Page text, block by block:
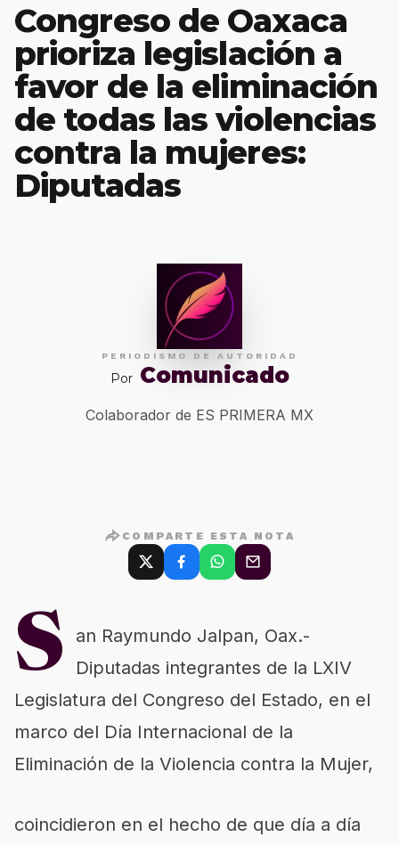
Congreso de Oaxaca
prioriza legislación a
favor de la eliminación
de todas las violencias
contra la mujeres:
Diputadas
PERIODISMO DE AUTORIDAD
Por Comunicado
Colaborador de ES PRIMERA MX
COMPARTE ESTA NOTA
S
an Raymundo Jalpan, Oax.-
Diputadas integrantes de la LXIV
Legislatura del Congreso del Estado, en el
marco del Día Internacional de la
Eliminación de la Violencia contra la Mujer,
coincidieron en el hecho de que día a día